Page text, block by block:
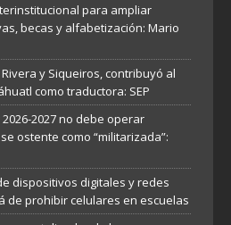
para ampliar
becas y alfabetización: Mario
y Siqueiros, contribuyó al
como traductora: SEP
2027 no debe operar
ostente como “militarizada”:
dispositivos digitales y redes
de prohibir celulares en escuelas